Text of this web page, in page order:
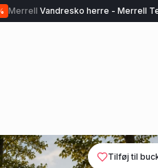
Merrell Vandresko herre - Merrell
Tilføj til